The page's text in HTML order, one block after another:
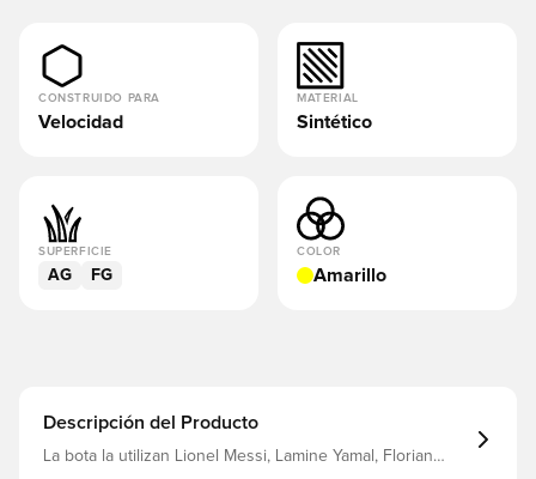
CONSTRUIDO PARA
Velocidad
MATERIAL
Sintético
SUPERFICIE
AG FG
COLOR
Amarillo
Descripción del Producto
La bota la utilizan Lionel Messi, Lamine Yamal, Florian